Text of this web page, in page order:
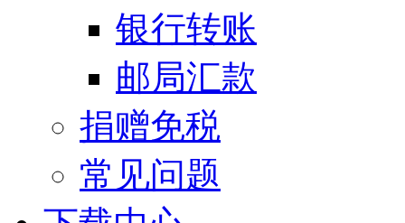
银行转账
邮局汇款
捐赠免税
常见问题